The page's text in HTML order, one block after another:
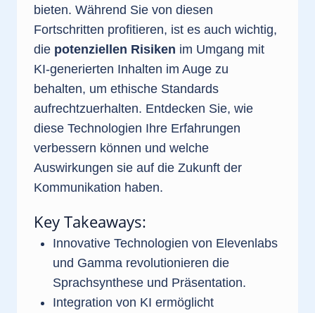
bieten. Während Sie von diesen
Fortschritten profitieren, ist es auch wichtig,
die potenziellen Risiken im Umgang mit
KI-generierten Inhalten im Auge zu
behalten, um ethische Standards
aufrechtzuerhalten. Entdecken Sie, wie
diese Technologien Ihre Erfahrungen
verbessern können und welche
Auswirkungen sie auf die Zukunft der
Kommunikation haben.
Key Takeaways:
Innovative Technologien von Elevenlabs
und Gamma revolutionieren die
Sprachsynthese und Präsentation.
Integration von KI ermöglicht